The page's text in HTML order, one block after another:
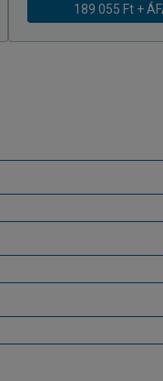
189 055 Ft +